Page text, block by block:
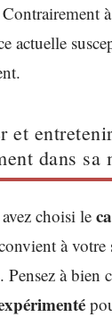
actuelle
et
dans sa
choisi le
à votre
Pensez à bien